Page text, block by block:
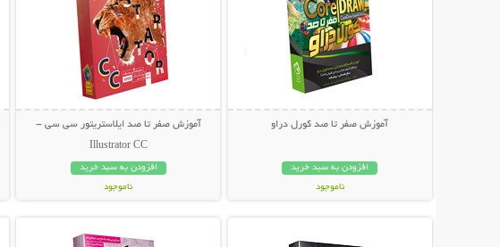
آموزش صفر تا صد کورل دراو
افزودن به سبد خرید
ناموجود
آموزش صفر تا صد ایلاستریتور سی سی -
Illustrator CC
افزودن به سبد خرید
ناموجود